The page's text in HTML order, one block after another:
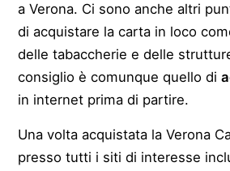
a Verona. Ci sono anche altri
di acquistare la carta in loco
delle tabaccherie e delle
consiglio è comunque quello di
in internet prima di partire.
Una volta acquistata la Verona
presso tutti i siti di interesse